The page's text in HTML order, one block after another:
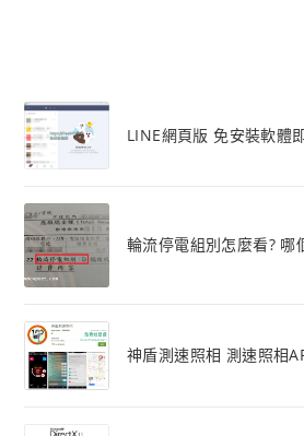
LINE網頁版 免安裝軟體
輪流停電組別怎麼看? 哪
神盾測速照相 測速照相